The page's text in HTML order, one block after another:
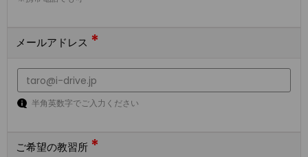
メールアドレス *
半角英数字でご入力ください
ご希望の教習所 *